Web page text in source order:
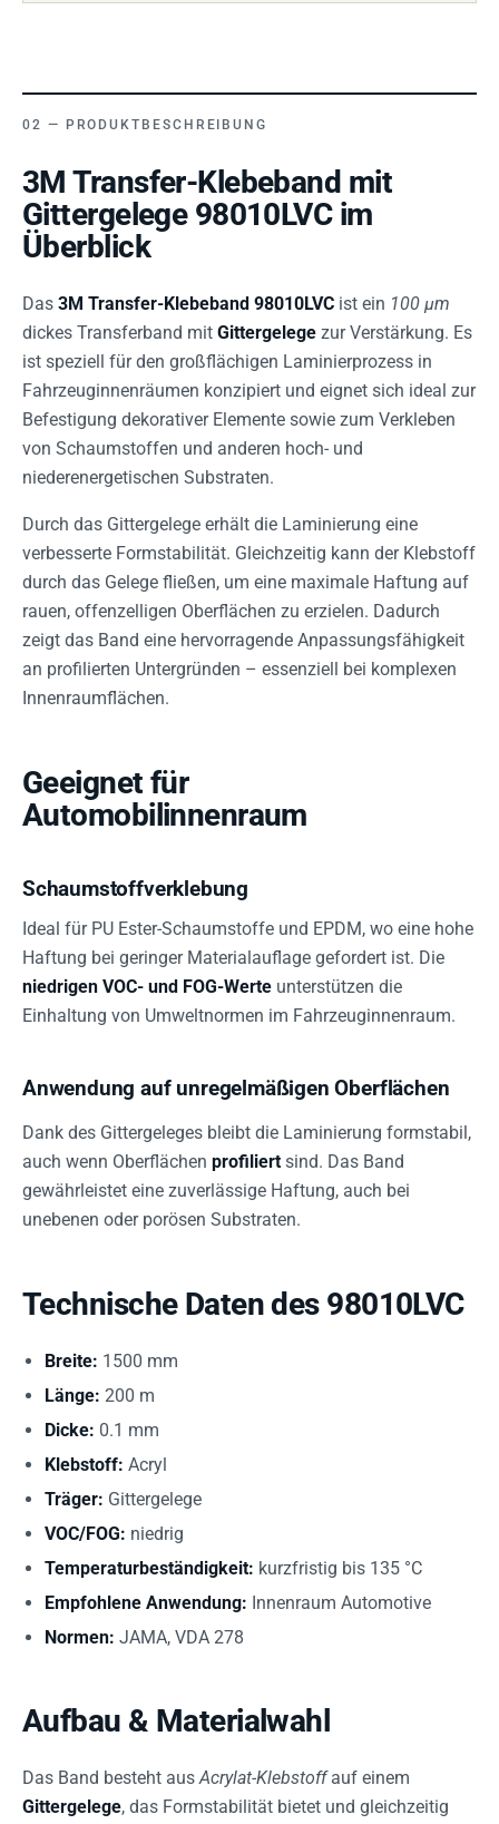
PRODUKTBESCHREIBUNG
3M Transfer-Klebeband mit
Gittergelege 98010LVC im
Überblick
Das 3M Transfer-Klebeband 98010LVC ist ein 100 µm
dickes Transferband mit Gittergelege zur Verstärkung. Es
ist speziell für den großflächigen Laminierprozess in
Fahrzeuginnenräumen konzipiert und eignet sich ideal zur
Befestigung dekorativer Elemente sowie zum Verkleben
von Schaumstoffen und anderen hoch- und
niederenergetischen Substraten.
Durch das Gittergelege erhält die Laminierung eine
verbesserte Formstabilität. Gleichzeitig kann der Klebstoff
durch das Gelege fließen, um eine maximale Haftung auf
rauen, offenzelligen Oberflächen zu erzielen. Dadurch
zeigt das Band eine hervorragende Anpassungsfähigkeit
an profilierten Untergründen – essenziell bei komplexen
Innenraumflächen.
Geeignet für
Automobilinnenraum
Schaumstoffverklebung
Ideal für PU Ester-Schaumstoffe und EPDM, wo eine hohe
Haftung bei geringer Materialauflage gefordert ist. Die
niedrigen VOC- und FOG-Werte unterstützen die
Einhaltung von Umweltnormen im Fahrzeuginnenraum.
Anwendung auf unregelmäßigen Oberflächen
Dank des Gittergeleges bleibt die Laminierung formstabil,
auch wenn Oberflächen profiliert sind. Das Band
gewährleistet eine zuverlässige Haftung, auch bei
unebenen oder porösen Substraten.
Technische Daten des 98010LVC
Breite: 1500 mm
Länge: 200 m
Dicke: 0.1 mm
Klebstoff: Acryl
Träger: Gittergelege
VOC/FOG: niedrig
Temperaturbeständigkeit: kurzfristig bis 135 °C
Empfohlene Anwendung: Innenraum Automotive
Normen: JAMA, VDA 278
Aufbau & Materialwahl
Das Band besteht ausAcrylat-Klebstoffauf einem
Gittergelege, das Formstabilität bietet und gleichzeitig